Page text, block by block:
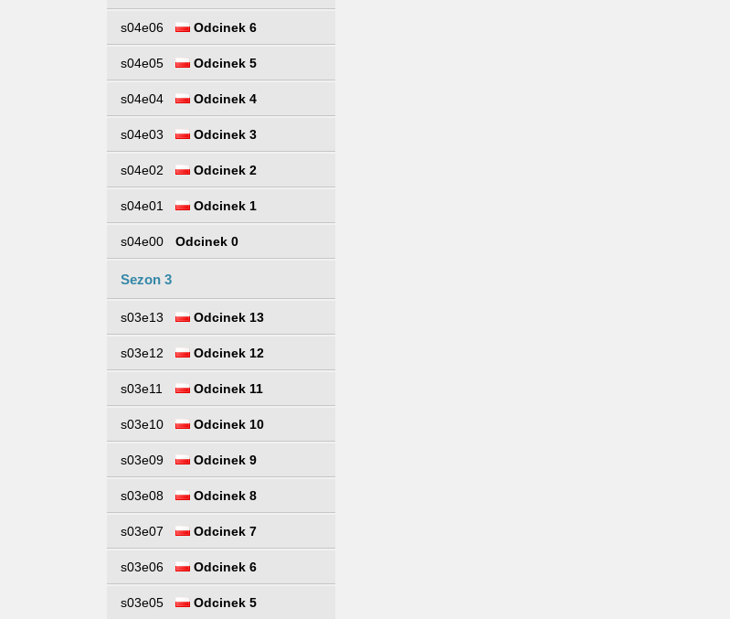
s04e06 Odcinek 6
s04e05 Odcinek 5
s04e04 Odcinek 4
s04e03 Odcinek 3
s04e02 Odcinek 2
s04e01 Odcinek 1
s04e00 Odcinek 0
Sezon 3
s03e13 Odcinek 13
s03e12 Odcinek 12
s03e11 Odcinek 11
s03e10 Odcinek 10
s03e09 Odcinek 9
s03e08 Odcinek 8
s03e07 Odcinek 7
s03e06 Odcinek 6
s03e05 Odcinek 5